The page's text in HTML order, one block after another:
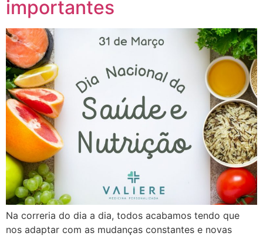
importantes
Na correria do dia a dia, todos acabamos tendo que
nos adaptar com as mudanças constantes e novas